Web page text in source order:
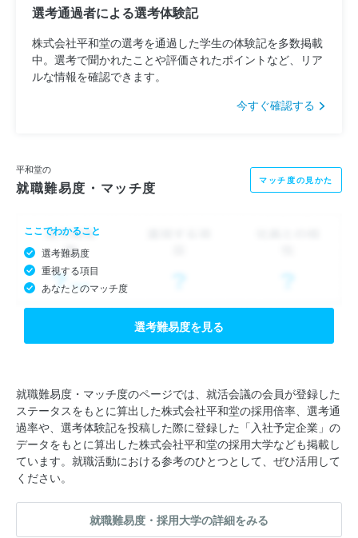
選考通過者による選考体験記
株式会社平和堂の選考を通過した学生の体験記を多数掲載
中。選考で聞かれたことや評価されたポイントなど、リア
ルな情報を確認できます。
今すぐ確認する
平和堂の
就職難易度・マッチ度 マッチ度の見かた
ここでわかること
選考難易度
重視する項目
あなたとのマッチ度
選考難易度を見る
就職難易度・マッチ度のページでは、就活会議の会員が登録した
ステータスをもとに算出した株式会社平和堂の採用倍率、選考通
過率や、選考体験記を投稿した際に登録した「入社予定企業」の
データをもとに算出した株式会社平和堂の採用大学なども掲載し
ています。就職活動における参考のひとつとして、ぜひ活用して
ください。
就職難易度・採用大学の詳細をみる